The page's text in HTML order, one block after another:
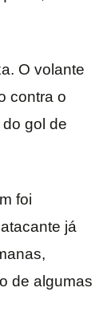
O volante
contra o
gol de
foi
já
de algumas